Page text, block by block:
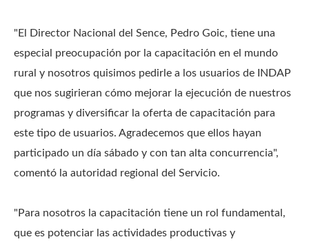
"El Director Nacional del Sence, Pedro Goic, tiene una
especial preocupación por la capacitación en el mundo
rural y nosotros quisimos pedirle a los usuarios de INDAP
que nos sugirieran cómo mejorar la ejecución de nuestros
programas y diversificar la oferta de capacitación para
este tipo de usuarios. Agradecemos que ellos hayan
participado un día sábado y con tan alta concurrencia",
comentó la autoridad regional del Servicio.
"Para nosotros la capacitación tiene un rol fundamental,
que es potenciar las actividades productivas y